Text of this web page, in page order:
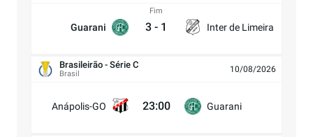
Guarani
Fim
3 - 1 Inter de Limeira
Brasileirão - Série C
Brasil 10/08/2026
Anápolis-GO 23:00 Guarani